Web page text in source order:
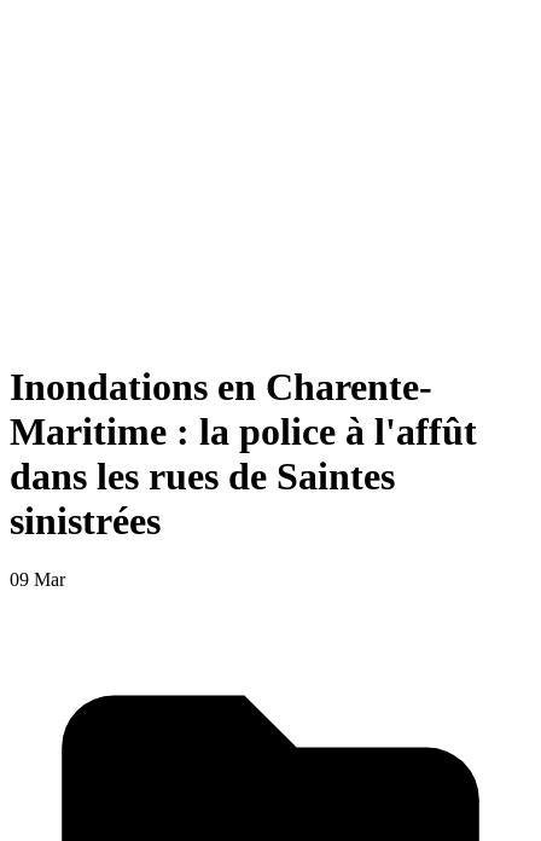
Inondations en Charente-
Maritime : la police à l'affût
dans les rues de Saintes
sinistrées
09 Mar